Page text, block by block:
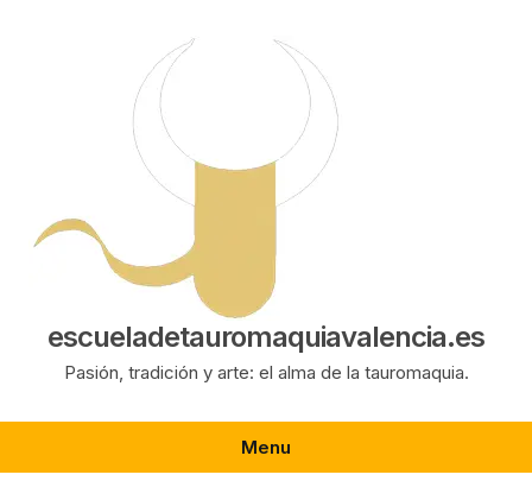
escueladetauromaquiavalencia.es
Pasión, tradición y arte: el alma de la tauromaquia.
Menu